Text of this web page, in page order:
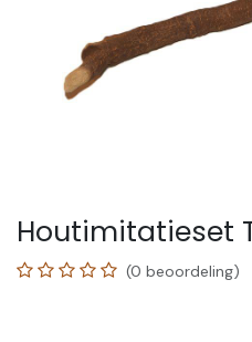
Houtimitatieset
(0 beoordeling)